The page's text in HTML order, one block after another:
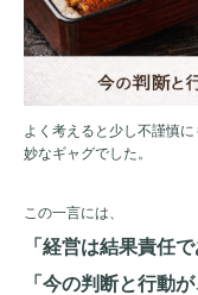
よく考えると少し不謹慎
妙なギャグでした。
この一言には、
「経営は結果責任で
「今の判断と行動